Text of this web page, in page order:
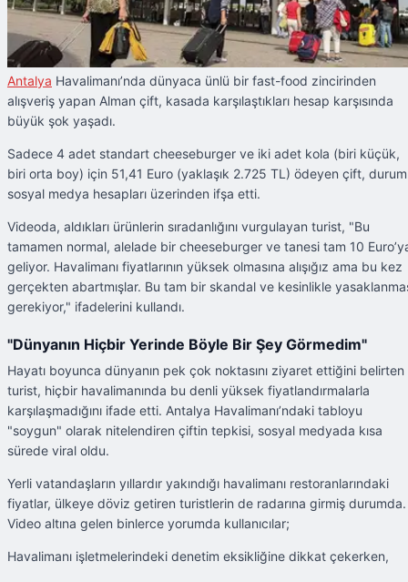
Antalya Havalimanı’nda dünyaca ünlü bir fast-food zincirinden
alışveriş yapan Alman çift, kasada karşılaştıkları hesap karşısında
büyük şok yaşadı.
Sadece 4 adet standart cheeseburger ve iki adet kola (biri küçük,
biri orta boy) için 51,41 Euro (yaklaşık 2.725 TL) ödeyen çift,
sosyal medya hesapları üzerinden ifşa etti.
Videoda, aldıkları ürünlerin sıradanlığını vurgulayan turist, "Bu
tamamen normal, alelade bir cheeseburger ve tanesi tam 10
geliyor. Havalimanı fiyatlarının yüksek olmasına alışığız ama bu kez
gerçekten abartmışlar. Bu tam bir skandal ve kesinlikle
gerekiyor," ifadelerini kullandı.
"Dünyanın Hiçbir Yerinde Böyle Bir Şey Görmedim"
Hayatı boyunca dünyanın pek çok noktasını ziyaret ettiğini belirten
turist, hiçbir havalimanında bu denli yüksek fiyatlandırmalarla
karşılaşmadığını ifade etti. Antalya Havalimanı’ndaki tabloyu
"soygun" olarak nitelendiren çiftin tepkisi, sosyal medyada kısa
sürede viral oldu.
Yerli vatandaşların yıllardır yakındığı havalimanı restoranlarındaki
fiyatlar, ülkeye döviz getiren turistlerin de radarına girmiş durumda.
Video altına gelen binlerce yorumda kullanıcılar;
Havalimanı işletmelerindeki denetim eksikliğine dikkat çekerken,